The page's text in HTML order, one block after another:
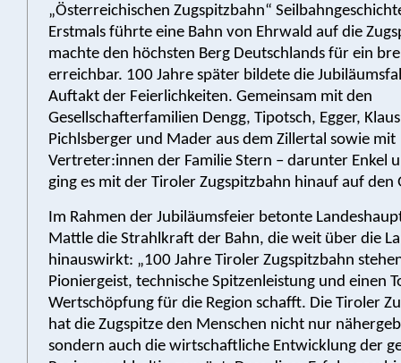
„Österreichischen Zugspitzbahn“
Erstmals führte eine Bahn von Ehrwald auf die
machte den höchsten Berg Deutschlands für ein
erreichbar. 100 Jahre später bildete die
Auftakt der Feierlichkeiten. Gemeinsam mit den
Gesellschafterfamilien Dengg, Tipotsch, Egger,
Pichlsberger und Mader aus dem Zillertal sowie mit
Vertreter:innen der Familie Stern – darunter Enkel
ging es mit der Tiroler Zugspitzbahn hinauf auf den
Im Rahmen der Jubiläumsfeier betonte
Mattle die Strahlkraft der Bahn, die weit über die
hinauswirkt: „100 Jahre Tiroler Zugspitzbahn
Pioniergeist, technische Spitzenleistung und einen
Wertschöpfung für die Region schafft. Die Tiroler
hat die Zugspitze den Menschen nicht nur
sondern auch die wirtschaftliche Entwicklung der